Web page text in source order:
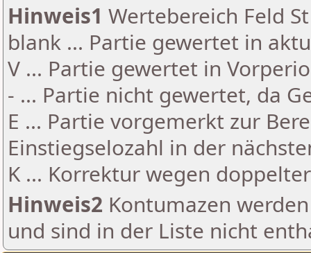
Hinweis1 Wertebereich Feld
blank ... Partie gewertet in
V ... Partie gewertet in
- ... Partie nicht gewertet, da
E ... Partie vorgemerkt zur
Einstiegselozahl in der
K ... Korrektur wegen
Hinweis2 Kontumazen
und sind in der Liste nicht